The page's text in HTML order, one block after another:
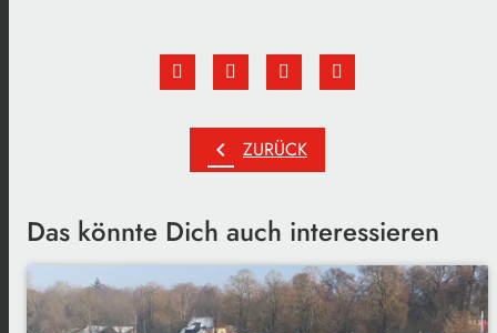
chevron_left ZURÜCK
Das könnte Dich auch interessieren